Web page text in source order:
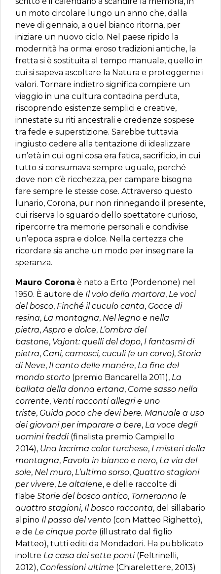
un moto circolare lungo un anno che, dalla
neve di gennaio, a quel bianco ritorna, per
iniziare un nuovo ciclo. Nel paese ripido la
modernità ha ormai eroso tradizioni antiche, la
fretta si è sostituita al tempo manuale, quello in
cui si sapeva ascoltare la Natura e proteggerne i
valori. Tornare indietro significa compiere un
viaggio in una cultura contadina perduta,
riscoprendo esistenze semplici e creative,
innestate su riti ancestrali e credenze sospese
tra fede e superstizione. Sarebbe tuttavia
ingiusto cedere alla tentazione di idealizzare
un’età in cui ogni cosa era fatica, sacrificio, in cui
tutto si consumava sempre uguale, perché
dove non c’è ricchezza, per campare bisogna
fare sempre le stesse cose. Attraverso questo
lunario, Corona, pur non rinnegando il presente,
cui riserva lo sguardo dello spettatore curioso,
ripercorre tra memorie personali e condivise
un’epoca aspra e dolce. Nella certezza che
ricordare sia anche un modo per insegnare la
speranza.
Mauro Corona è nato a Erto (Pordenone) nel
1950. È autore de Il volo della martora, Le voci
del bosco, Finché il cuculo canta, Gocce di
resina, La montagna, Nel legno e nella
pietra,Aspro e dolce, L’ombra del
bastone, Vajont: quelli del dopo, I fantasmi di
pietra, Cani, camosci, cuculi (e un corvo), Storia
di Neve, Il canto delle manére, La fine del
mondo storto (premio Bancarella 2011), La
ballata della donna ertana, Come sasso nella
corrente, Venti racconti allegri e uno
triste, Guida poco che devi bere. Manuale a uso
dei giovani per imparare a bere, La voce degli
uomini freddi(finalista premio Campiello
2014), Una lacrima color turchese, I misteri della
montagna, Favola in bianco e nero, La via del
sole, Nel muro, L’ultimo sorso, Quattro stagioni
per vivere, Le altalene, e delle raccolte di
fiabe Storie del bosco antico, Torneranno le
quattro stagioni, Il bosco racconta, del sillabario
alpino Il passo del vento (con Matteo Righetto),
e de Le cinque porte (illustrato dal figlio
Matteo), tutti editi da Mondadori. Ha pubblicato
inoltre La casa dei sette ponti(Feltrinelli,
2012), Confessioni ultime (Chiarelettere, 2013)